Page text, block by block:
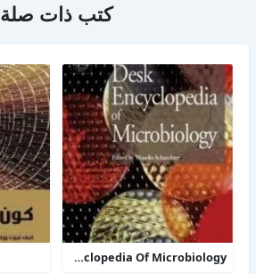
كتب ذات صلة
TheDesk Encyclopedia Of Microbiology